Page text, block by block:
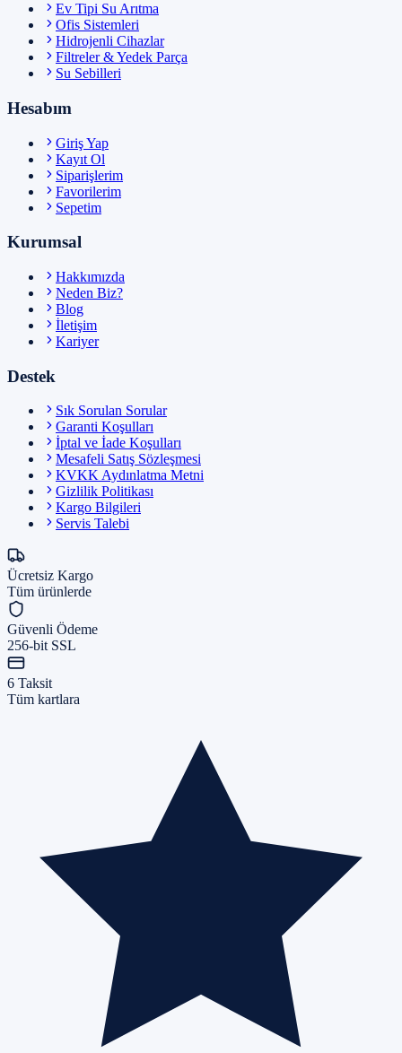
Ev Tipi Su Arıtma
Ofis Sistemleri
Hidrojenli Cihazlar
Filtreler & Yedek Parça
Su Sebilleri
Hesabım
Giriş Yap
Kayıt Ol
Siparişlerim
Favorilerim
Sepetim
Kurumsal
Hakkımızda
Neden Biz?
Blog
İletişim
Kariyer
Destek
Sık Sorulan Sorular
Garanti Koşulları
İptal ve İade Koşulları
Mesafeli Satış Sözleşmesi
KVKK Aydınlatma Metni
Gizlilik Politikası
Kargo Bilgileri
Servis Talebi
Ücretsiz Kargo
Tüm ürünlerde
Güvenli Ödeme
256-bit SSL
6 Taksit
Tüm kartlara